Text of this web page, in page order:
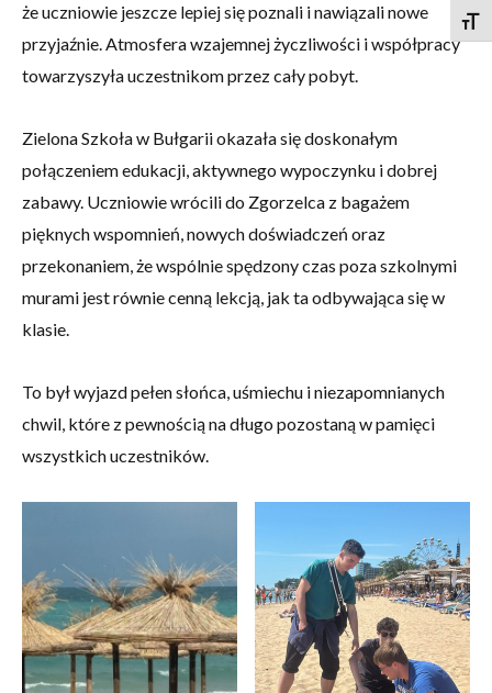
że uczniowie jeszcze lepiej się poznali i nawiązali nowe
przyjaźnie. Atmosfera wzajemnej życzliwości i współpracy
towarzyszyła uczestnikom przez cały pobyt.
Zielona Szkoła w Bułgarii okazała się doskonałym
połączeniem edukacji, aktywnego wypoczynku i dobrej
zabawy. Uczniowie wrócili do Zgorzelca z bagażem
pięknych wspomnień, nowych doświadczeń oraz
przekonaniem, że wspólnie spędzony czas poza szkolnymi
murami jest równie cenną lekcją, jak ta odbywająca się w
klasie.
To był wyjazd pełen słońca, uśmiechu i niezapomnianych
chwil, które z pewnością na długo pozostaną w pamięci
wszystkich uczestników.